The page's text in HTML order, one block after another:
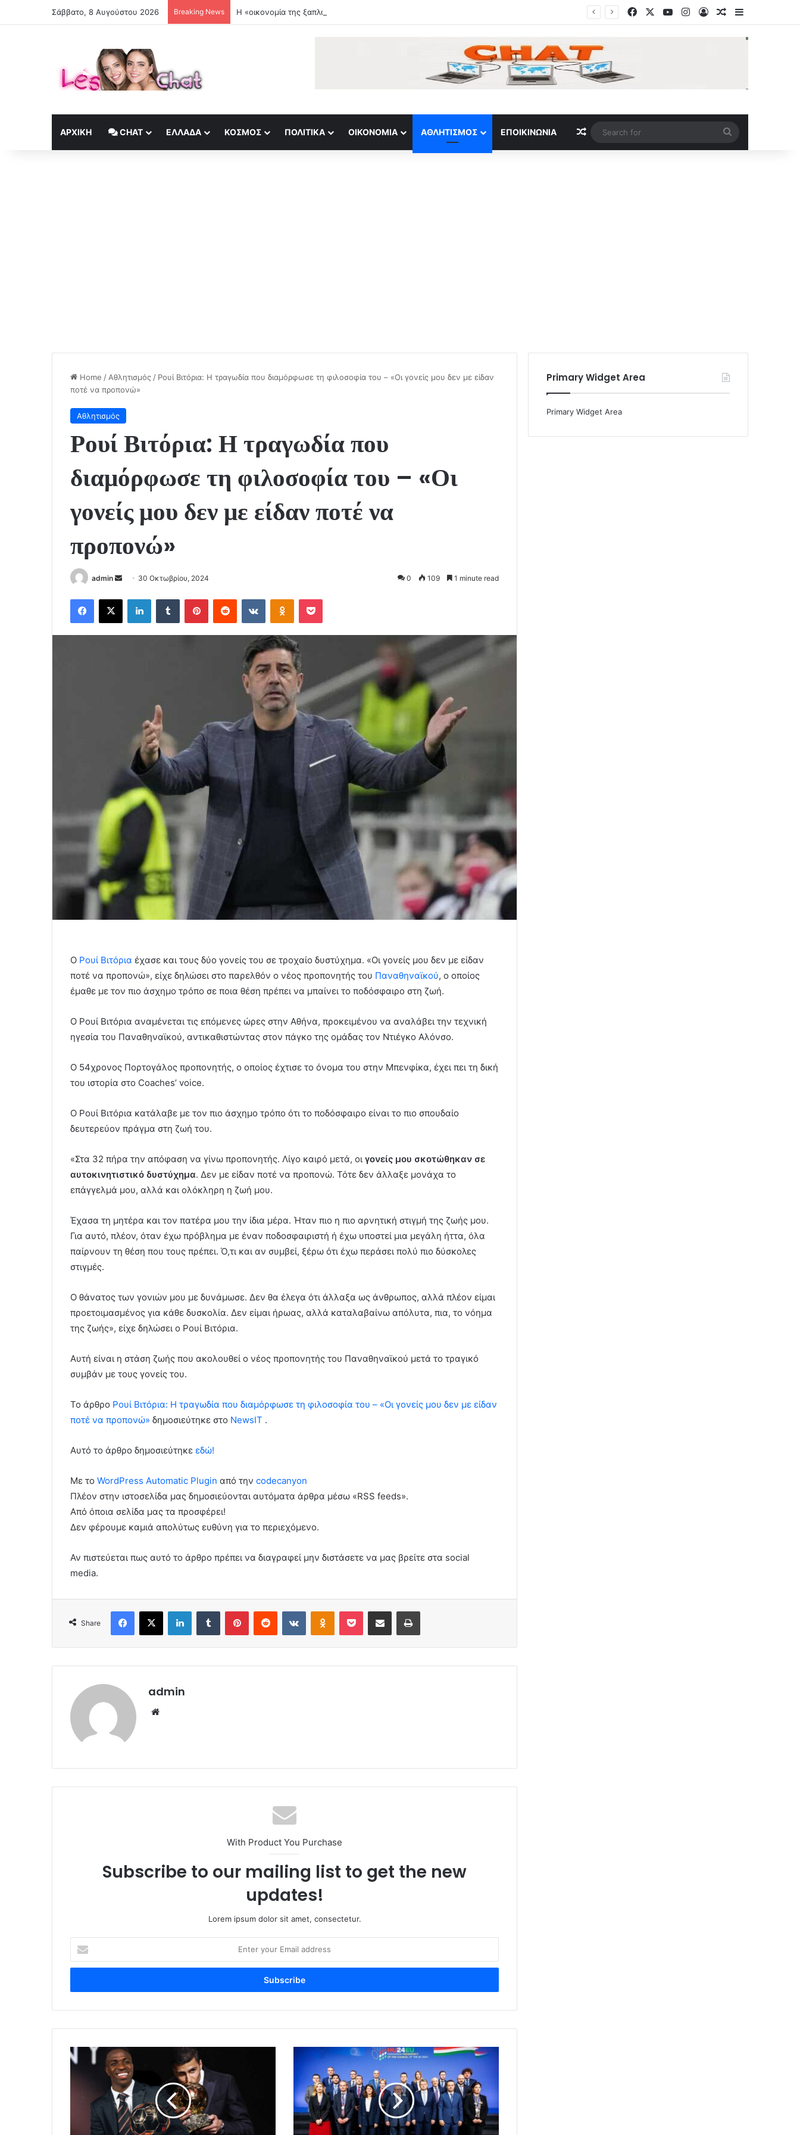
Σάββατο, 8 Αυγούστου 2026 Breaking News Η «οικονομία της ξαπλώστρας» και πόσο κοστίζει μια μέρα στην παραλία FacebookYouTubeInstagram
Log InRandom Article
Sidebar
ΑΡΧΙΚΉ CHAT ΕΛΛΆΔΑ ΚΟΣΜΟΣ ΠΟΛΙΤΙΚΆ ΟΙΚΟΝΟΜΊΑ ΑΘΛΗΤΙΣΜΌΣ ΕΠΟΙΚΙΝΩΝΊΑ Random Article
for
Home / Αθλητισμός / Ρουί Βιτόρια: Η τραγωδία που διαμόρφωσε τη φιλοσοφία του – «Οι γονείς μου δεν με είδαν
ποτέ να προπονώ»
Αθλητισμός
Ρουί Βιτόρια: Η τραγωδία που
διαμόρφωσε τη φιλοσοφία του – «Οι
γονείς μου δεν με είδαν ποτέ να
προπονώ»
admin
Send
email
30 Οκτωβρίου, 2024 0 109 1 minute read
Facebook
X LinkedInTumblr PinterestReddit VKontakteOdnoklassniki
Pocket
Ο Ρουί Βιτόρια έχασε και τους δύο γονείς του σε τροχαίο δυστύχημα. «Οι γονείς μου δεν με είδαν
ποτέ να προπονώ», είχε δηλώσει στο παρελθόν ο νέος προπονητής του Παναθηναϊκού, ο οποίος
έμαθε με τον πιο άσχημο τρόπο σε ποια θέση πρέπει να μπαίνει το ποδόσφαιρο στη ζωή.
Ο Ρουί Βιτόρια αναμένεται τις επόμενες ώρες στην Αθήνα, προκειμένου να αναλάβει την τεχνική
ηγεσία του Παναθηναϊκού, αντικαθιστώντας στον πάγκο της ομάδας τον Ντιέγκο Αλόνσο.
Ο 54χρονος Πορτογάλος προπονητής, ο οποίος έχτισε το όνομα του στην Μπενφίκα, έχει πει τη δική
του ιστορία στο Coaches’ voice.
Ο Ρουί Βιτόρια κατάλαβε με τον πιο άσχημο τρόπο ότι το ποδόσφαιρο είναι το πιο σπουδαίο
δευτερεύον πράγμα στη ζωή του.
«Στα 32 πήρα την απόφαση να γίνω προπονητής. Λίγο καιρό μετά, οι γονείς μου σκοτώθηκαν σε
αυτοκινητιστικό δυστύχημα. Δεν με είδαν ποτέ να προπονώ. Τότε δεν άλλαξε μονάχα το
επάγγελμά μου, αλλά και ολόκληρη η ζωή μου.
Έχασα τη μητέρα και τον πατέρα μου την ίδια μέρα. Ήταν πιο η πιο αρνητική στιγμή της ζωής μου.
Για αυτό, πλέον, όταν έχω πρόβλημα με έναν ποδοσφαιριστή ή έχω υποστεί μια μεγάλη ήττα, όλα
παίρνουν τη θέση που τους πρέπει. Ό,τι και αν συμβεί, ξέρω ότι έχω περάσει πολύ πιο δύσκολες
στιγμές.
Ο θάνατος των γονιών μου με δυνάμωσε. Δεν θα έλεγα ότι άλλαξα ως άνθρωπος, αλλά πλέον είμαι
προετοιμασμένος για κάθε δυσκολία. Δεν είμαι ήρωας, αλλά καταλαβαίνω απόλυτα, πια, το νόημα
της ζωής», είχε δηλώσει ο Ρουί Βιτόρια.
Αυτή είναι η στάση ζωής που ακολουθεί ο νέος προπονητής του Παναθηναϊκού μετά το τραγικό
συμβάν με τους γονείς του.
To άρθρο Ρουί Βιτόρια: Η τραγωδία που διαμόρφωσε τη φιλοσοφία του – «Οι γονείς μου δεν με είδαν
ποτέ να προπονώ» δημοσιεύτηκε στο NewsIT .
Αυτό το άρθρο δημοσιεύτηκε εδώ!
Με το WordPress Automatic Plugin από την codecanyon
Πλέον στην ιστοσελίδα μας δημοσιεύονται αυτόματα άρθρα μέσω «RSS feeds».
Από όποια σελίδα μας τα προσφέρει!
Δεν φέρουμε καμιά απολύτως ευθύνη για το περιεχόμενο.
Αν πιστεύεται πως αυτό το άρθρο πρέπει να διαγραφεί μην διστάσετε να μας βρείτε στα social
media.
Share
Facebook
X LinkedInTumblr PinterestReddit VKontakteOdnoklassniki
Pocket Share via Email Print
admin
With Product You Purchase
Subscribe to our mailing list to get the new
updates!
Lorem ipsum dolor sit amet, consectetur.
your
Email
Primary Widget Area
Primary Widget Area